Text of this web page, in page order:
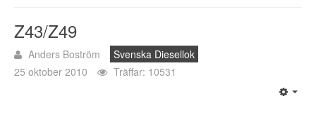
Z43/Z49
Anders Boström
Svenska Diesellok
25 oktober 2010
Träffar: 10531